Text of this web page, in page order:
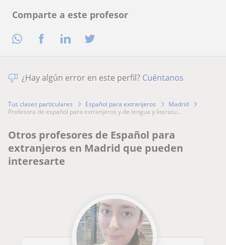
Comparte a este profesor
¿Hay algún error en este perfil? Cuéntanos
Tus clases particulares Español para extranjeros
Madrid
profesora de español para extranjeros y de lengua y literatu...
Otros profesores de Español para
extranjeros en Madrid que pueden
interesarte